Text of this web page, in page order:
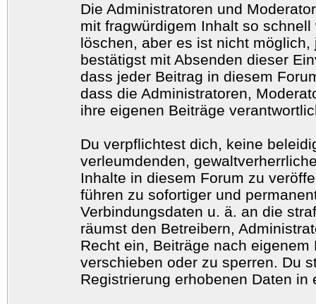
Die Administratoren und
mit fragwürdigem Inhalt so
löschen, aber es ist nicht
bestätigst mit Absenden dieser
dass jeder Beitrag in diesem
dass die Administratoren,
ihre eigenen Beiträge
Du verpflichtest dich, keine
verleumdenden,
Inhalte in diesem Forum zu
führen zu sofortiger und
Verbindungsdaten u. ä. an die
räumst den Betreibern,
Recht ein, Beiträge nach
verschieben oder zu sperren. Du
Registrierung erhobenen Daten